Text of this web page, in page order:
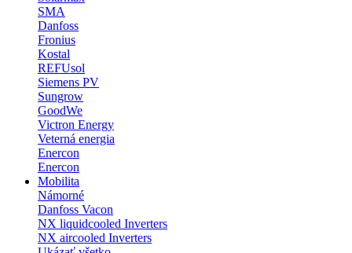
SMA
Danfoss
Fronius
Kostal
REFUsol
Siemens PV
Sungrow
GoodWe
Victron Energy
Veterná energia
Enercon
Enercon
Mobilita
Námorné
Danfoss Vacon
NX liquidcooled Inverters
NX aircooled Inverters